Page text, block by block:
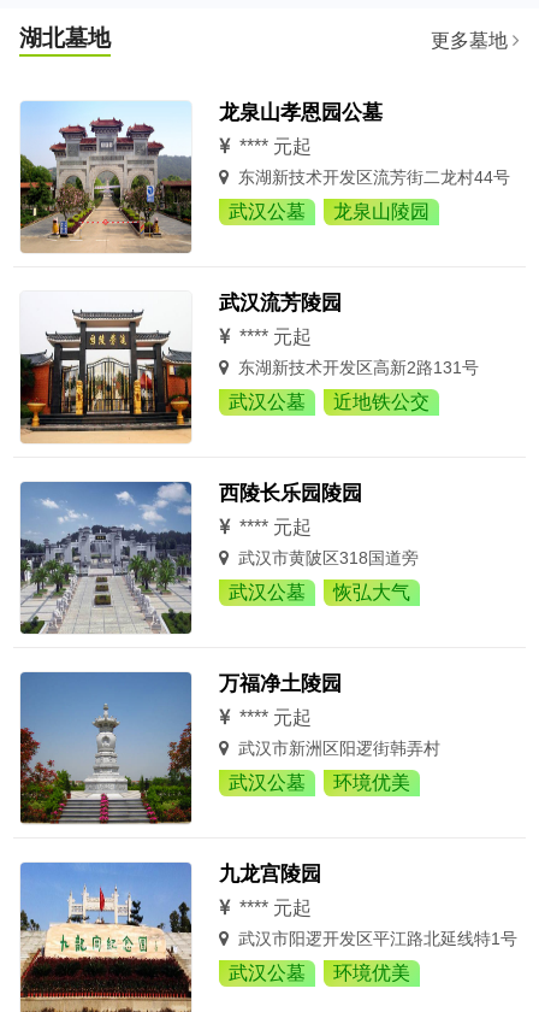
湖北墓地 更多墓地
龙泉山孝恩园公墓
**** 元起
东湖新技术开发区流芳街二龙村44号
武汉公墓 龙泉山陵园
武汉流芳陵园
**** 元起
东湖新技术开发区高新2路131号
武汉公墓 近地铁公交
西陵长乐园陵园
**** 元起
武汉市黄陂区318国道旁
武汉公墓 恢弘大气
万福净土陵园
**** 元起
武汉市新洲区阳逻街韩弄村
武汉公墓 环境优美
九龙宫陵园
**** 元起
武汉市阳逻开发区平江路北延线特1号
武汉公墓 环境优美